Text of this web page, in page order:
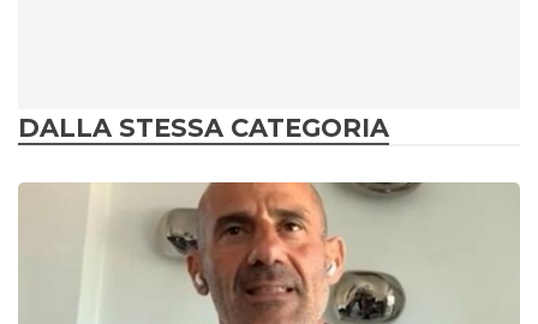
DALLA STESSA CATEGORIA